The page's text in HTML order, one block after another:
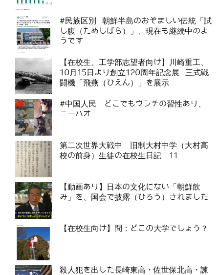
#民族区別 朝鮮半島のおぞましい伝統「試
し腹（ためしばら）」、現在も継続中のよ
うです
【在校生、工学部志望者向け】川崎重工、
10月15日より創立120周年記念展 三式戦
闘機「飛燕（ひえん）」を展示
#中国人民 どこでもウンチの習性あり、
ニーハオ
第二次世界大戦中 旧制大村中学（大村高
校の前身）生徒の在校生日記 11
【動画あり】日本の文化にない「朝鮮飲
み」を、国会で披露（ひろう）されました
【在校生向け】問：どこの大学でしょう？
殺人犯を出した長崎東高・佐世保北高・諫